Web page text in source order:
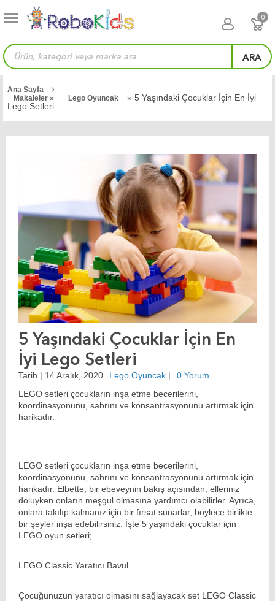
ARA
0
Ana Sayfa
Makaleler »
Lego Oyuncak
» 5 Yaşındaki Çocuklar İçin En İyi
Lego Setleri
5 Yaşındaki Çocuklar İçin En
İyi Lego Setleri
Tarih | 14 Aralık, 2020 Lego Oyuncak |
0 Yorum
LEGO setleri çocukların inşa etme becerilerini,
koordinasyonunu, sabrını ve konsantrasyonunu artırmak için
harikadır.
LEGO setleri çocukların inşa etme becerilerini,
koordinasyonunu, sabrını ve konsantrasyonunu artırmak için
harikadır. Elbette, bir ebeveynin bakış açısından, elleriniz
doluyken onların meşgul olmasına yardımcı olabilirler. Ayrıca,
onlara takılıp kalmanız için bir fırsat sunarlar, böylece birlikte
bir şeyler inşa edebilirsiniz. İşte 5 yaşındaki çocuklar için
LEGO oyun setleri;
LEGO Classic Yaratıcı Bavul
Çocuğunuzun yaratıcı olmasını sağlayacak set LEGO Classic